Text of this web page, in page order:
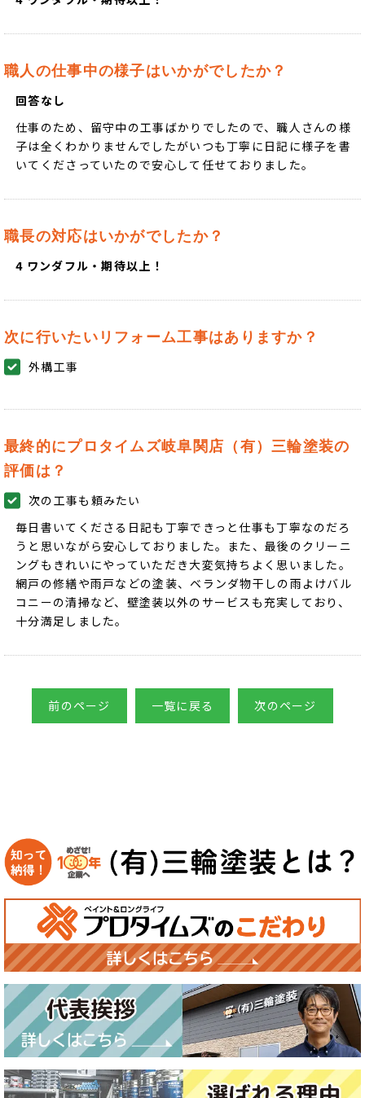
職人の仕事中の様子はいかがでしたか？
回答なし
仕事のため、留守中の工事ばかりでしたので、職人さんの様
子は全くわかりませんでしたがいつも丁寧に日記に様子を書
いてくださっていたので安心して任せておりました。
職長の対応はいかがでしたか？
4 ワンダフル・期待以上！
次に行いたいリフォーム工事はありますか？
外構工事
最終的にプロタイムズ岐阜関店（有）三輪塗装の
評価は？
次の工事も頼みたい
毎日書いてくださる日記も丁寧できっと仕事も丁寧なのだろ
うと思いながら安心しておりました。また、最後のクリーニ
ングもきれいにやっていただき大変気持ちよく思いました。
網戸の修繕や雨戸などの塗装、ベランダ物干しの雨よけバル
コニーの清掃など、壁塗装以外のサービスも充実しており、
十分満足しました。
前のページ 一覧に戻る 次のページ